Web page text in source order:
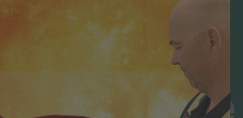
Embleme im Transferverfahren
FTC-
Embleme